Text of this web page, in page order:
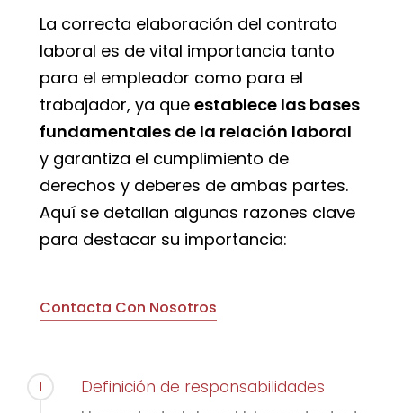
La correcta elaboración del contrato
laboral es de vital importancia tanto
para el empleador como para el
trabajador, ya que establece las bases
fundamentales de la relación laboral
y garantiza el cumplimiento de
derechos y deberes de ambas partes.
Aquí se detallan algunas razones clave
para destacar su importancia:
Contacta Con Nosotros
1 Definición de responsabilidades